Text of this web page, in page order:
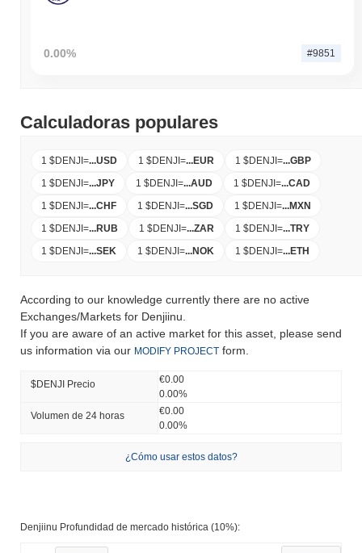
0.00% #9851
Calculadoras populares
1 $DENJI=...USD 1 $DENJI=...EUR 1 $DENJI=...GBP
1 $DENJI=...JPY 1 $DENJI=...AUD 1 $DENJI=...CAD
1 $DENJI=...CHF 1 $DENJI=...SGD 1 $DENJI=...MXN
1 $DENJI=...RUB 1 $DENJI=...ZAR 1 $DENJI=...TRY
1 $DENJI=...SEK 1 $DENJI=...NOK 1 $DENJI=...ETH
According to our knowledge currently there are no active
Exchanges/Markets for Denjiinu.
If you are aware of an active market for this asset, please send
us information via our MODIFY PROJECT form.
$DENJI Precio
€0.00
0.00%
Volumen de 24 horas
€0.00
0.00%
¿Cómo usar estos datos?
Denjiinu Profundidad de mercado histórica (10%):